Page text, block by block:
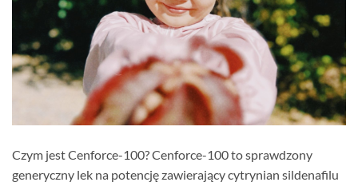
Czym jest Cenforce-100? Cenforce-100 to sprawdzony
generyczny lek na potencję zawierający cytrynian sildenafilu